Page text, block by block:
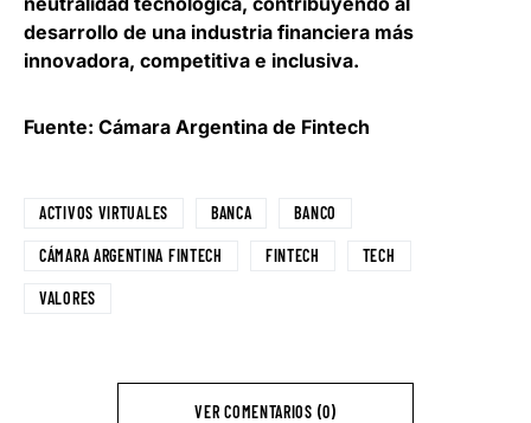
desarrollo de una industria financiera más
innovadora, competitiva e inclusiva.
Fuente: Cámara Argentina de Fintech
ACTIVOS VIRTUALES BANCA BANCO
CÁMARA ARGENTINA FINTECH FINTECH TECH
VALORES
VER COMENTARIOS (0)